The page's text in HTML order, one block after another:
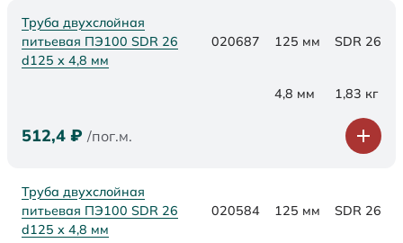
Труба двухслойная
питьевая ПЭ100 SDR 26
d125 х 4,8 мм
020687 125 мм SDR 26
4,8 мм 1,83 кг
512,4 ₽ /пог.м.
Труба двухслойная
питьевая ПЭ100 SDR 26
d125 х 4,8 мм
020584 125 мм SDR 26